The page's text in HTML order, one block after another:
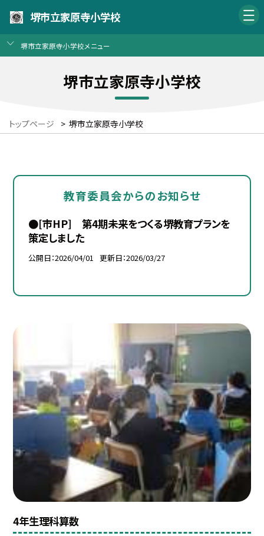
堺市立家原寺小学校
堺市立家原寺小学校メニュー
堺市立家原寺小学校
トップページ > 堺市立家原寺小学校
教育委員会からのお知らせ
●[市HP] 第4期未来をつくる堺教育プランを
策定しました
公開日 2026/04/01 更新日 2026/03/27
4年生理科算数